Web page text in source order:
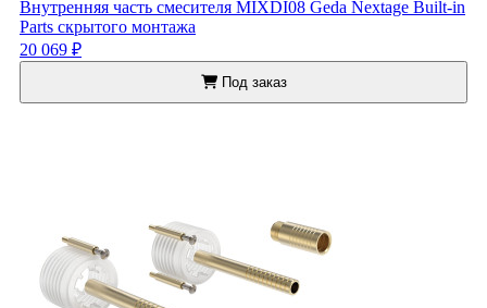
Внутренняя часть смесителя MIXDI08 Geda Nextage Built-in
Parts скрытого монтажа
20 069 ₽
Под заказ